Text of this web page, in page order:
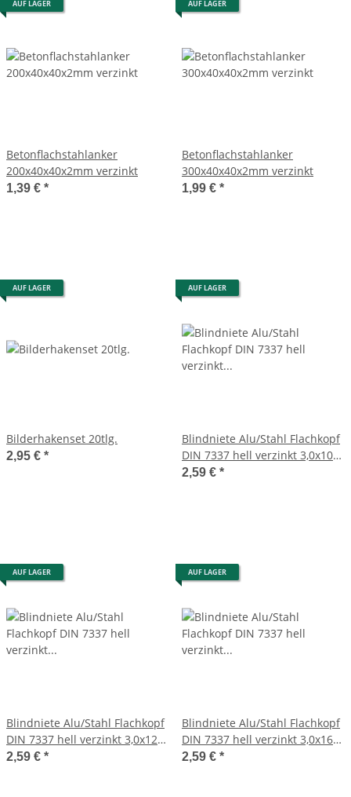
AUF LAGER
Betonflachstahlanker
200x40x40x2mm verzinkt
1,39 € *
AUF LAGER
Betonflachstahlanker
300x40x40x2mm verzinkt
1,99 € *
AUF LAGER
Bilderhakenset 20tlg.
2,95 € *
AUF LAGER
Blindniete Alu/Stahl Flachkopf
DIN 7337 hell verzinkt 3,0x10
20 Stück
2,59 € *
AUF LAGER
Blindniete Alu/Stahl Flachkopf
DIN 7337 hell verzinkt 3,0x12
20 Stück
2,59 € *
AUF LAGER
Blindniete Alu/Stahl Flachkopf
DIN 7337 hell verzinkt 3,0x16
20 Stück
2,59 € *